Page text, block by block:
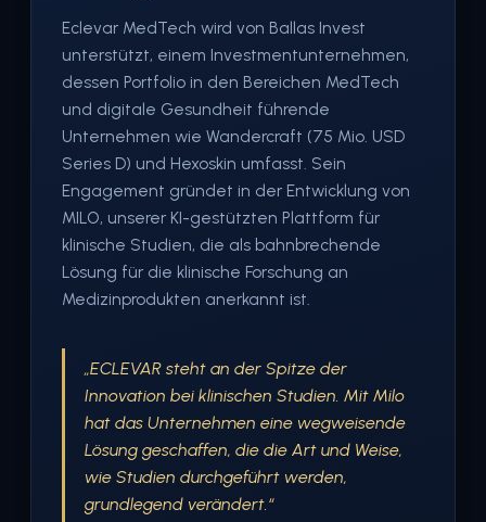
Eclevar MedTech wird von Ballas Invest
unterstützt, einem Investmentunternehmen,
dessen Portfolio in den Bereichen MedTech
und digitale Gesundheit führende
Unternehmen wie Wandercraft (75 Mio. USD
Series D) und Hexoskin umfasst. Sein
Engagement gründet in der Entwicklung von
MILO, unserer KI-gestützten Plattform für
klinische Studien, die als bahnbrechende
Lösung für die klinische Forschung an
Medizinprodukten anerkannt ist.
„ECLEVAR steht an der Spitze der
Innovation bei klinischen Studien. Mit Milo
hat das Unternehmen eine wegweisende
Lösung geschaffen, die die Art und Weise,
wie Studien durchgeführt werden,
grundlegend verändert.“